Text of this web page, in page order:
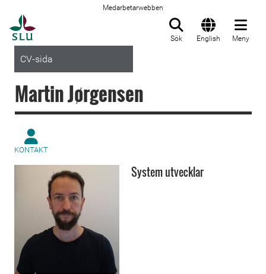
Medarbetarwebben
Sök English Meny
CV-sida
Martin Jørgensen
KONTAKT
System utvecklar